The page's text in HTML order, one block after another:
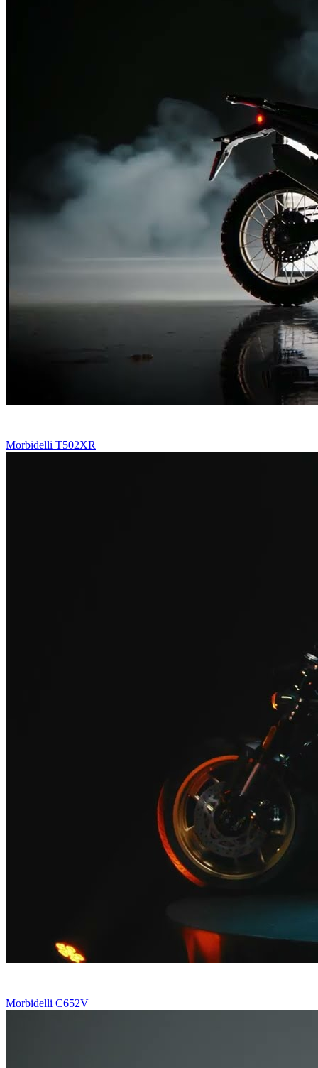
Morbidelli T502XR
Morbidelli C652V